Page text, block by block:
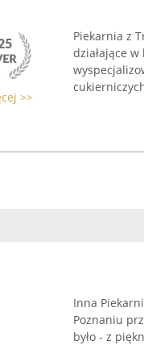
>>
Piekarnia z
działające
Inna
Poznaniu
było - z